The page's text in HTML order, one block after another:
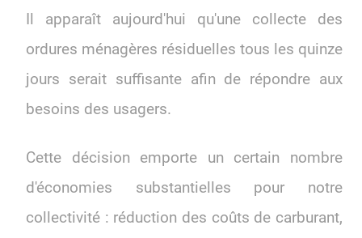
Il apparaît aujourd'hui qu'une collecte des
ordures ménagères résiduelles tous les quinze
jours serait suffisante afin de répondre aux
besoins des usagers.
Cette décision emporte un certain nombre
d'économies substantielles pour notre
collectivité : réduction des coûts de carburant,